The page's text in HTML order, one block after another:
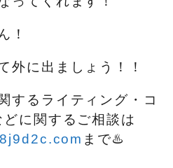
！
外に出ましょう！！
するライティング・コ
に関するご相談は
まで♨️